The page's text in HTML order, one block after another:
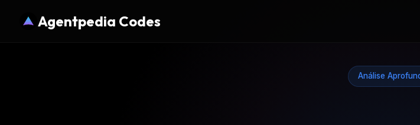
Agentpedia Codes
Análise